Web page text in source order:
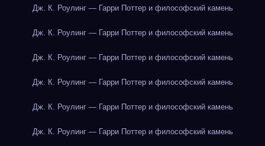
Дж. К. Роулинг — Гарри Поттер и философский камень
Дж. К. Роулинг — Гарри Поттер и философский камень
Дж. К. Роулинг — Гарри Поттер и философский камень
Дж. К. Роулинг — Гарри Поттер и философский камень
Дж. К. Роулинг — Гарри Поттер и философский камень
Дж. К. Роулинг — Гарри Поттер и философский камень